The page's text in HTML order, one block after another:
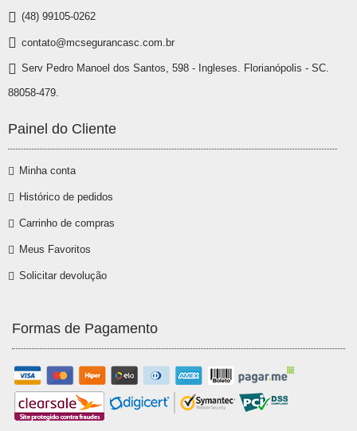
(48) 99105-0262
contato@mcsegurancasc.com.br
Serv Pedro Manoel dos Santos, 598 - Ingleses. Florianópolis - SC.
88058-479.
Painel do Cliente
Minha conta
Histórico de pedidos
Carrinho de compras
Meus Favoritos
Solicitar devolução
Formas de Pagamento